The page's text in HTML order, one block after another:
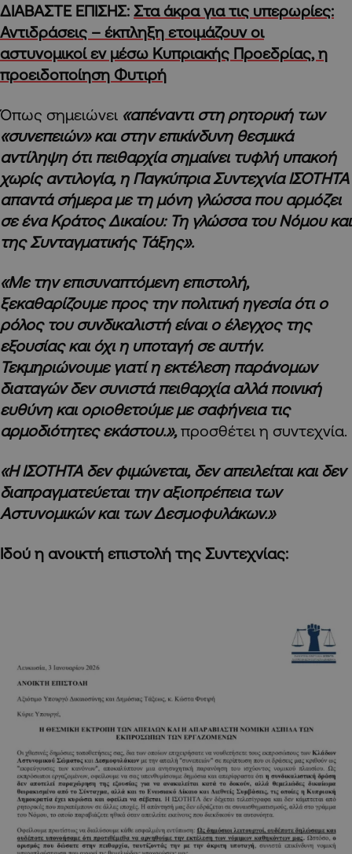
ΔΙΑΒΑΣΤΕ ΕΠΙΣΗΣ: Στα άκρα για τις υπερωρίες:
Αντιδράσεις – έκπληξη ετοιμάζουν οι
αστυνομικοί εν μέσω Κυπριακής Προεδρίας, η
προειδοποίηση Φυτιρή
Όπως σημειώνει «απέναντι στη ρητορική των
«συνεπειών» και στην επικίνδυνη θεσμικά
αντίληψη ότι πειθαρχία σημαίνει τυφλή υπακοή
χωρίς αντιλογία, η Παγκύπρια Συντεχνία ΙΣΟΤΗΤΑ
απαντά σήμερα με τη μόνη γλώσσα που αρμόζει
σε ένα Κράτος Δικαίου: Τη γλώσσα του Νόμου και
της Συνταγματικής Τάξης».
«Με την επισυναπτόμενη επιστολή,
ξεκαθαρίζουμε προς την πολιτική ηγεσία ότι ο
ρόλος του συνδικαλιστή είναι ο έλεγχος της
εξουσίας και όχι η υποταγή σε αυτήν.
Τεκμηριώνουμε γιατί η εκτέλεση παράνομων
διαταγών δεν συνιστά πειθαρχία αλλά ποινική
ευθύνη και οριοθετούμε με σαφήνεια τις
αρμοδιότητες εκάστου.»,προσθέτει η συντεχνία.
«Η ΙΣΟΤΗΤΑ δεν φιμώνεται, δεν απειλείται και δεν
διαπραγματεύεται την αξιοπρέπεια των
Αστυνομικών και των Δεσμοφυλάκων.»
Ιδού η ανοικτή επιστολή της Συντεχνίας: